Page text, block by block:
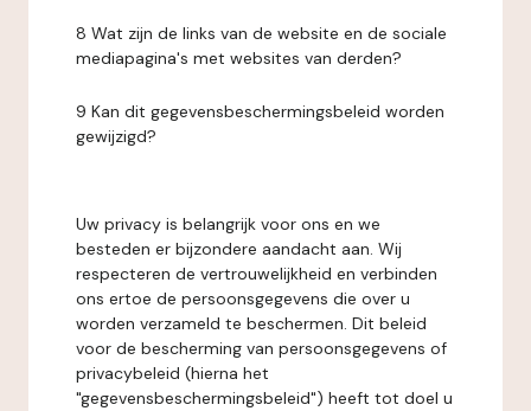
8 Wat zijn de links van de website en de sociale
mediapagina's met websites van derden?
9 Kan dit gegevensbeschermingsbeleid worden
gewijzigd?
Uw privacy is belangrijk voor ons en we
besteden er bijzondere aandacht aan. Wij
respecteren de vertrouwelijkheid en verbinden
ons ertoe de persoonsgegevens die over u
worden verzameld te beschermen. Dit beleid
voor de bescherming van persoonsgegevens of
privacybeleid (hierna het
"gegevensbeschermingsbeleid") heeft tot doel u